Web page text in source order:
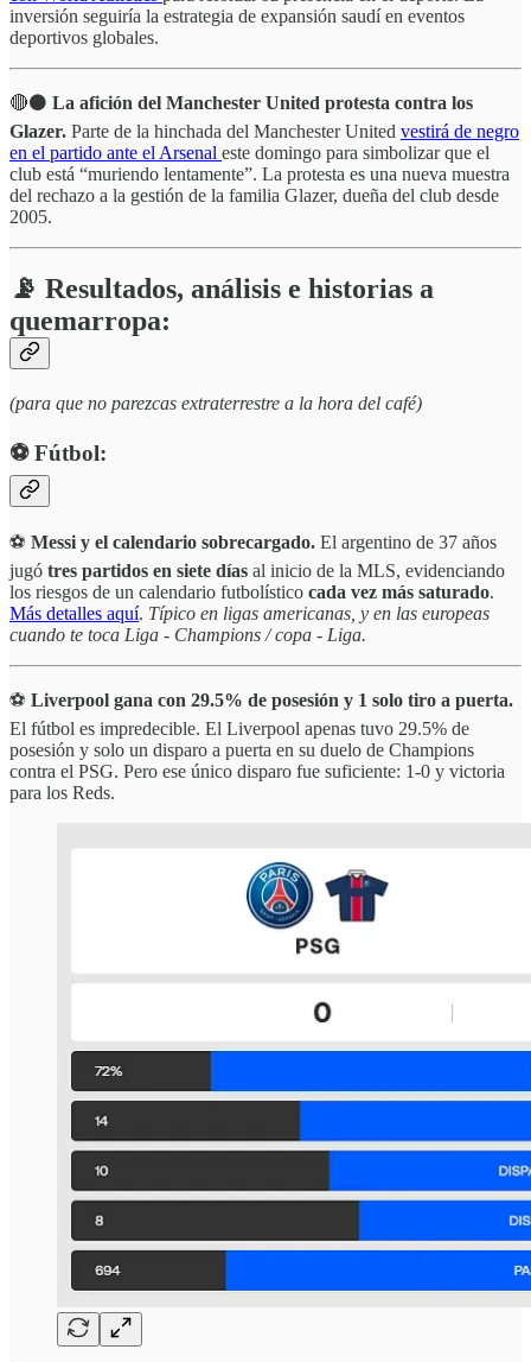
inversión seguiría la estrategia de expansión saudí en eventos
deportivos globales.
🔴⚫ La afición del Manchester United protesta contra los
Glazer. Parte de la hinchada del Manchester United vestirá de negro
en el partido ante el Arsenal este domingo para simbolizar que el
club está “muriendo lentamente”. La protesta es una nueva muestra
del rechazo a la gestión de la familia Glazer, dueña del club desde
2005.
📡 Resultados, análisis e historias a
quemarropa:
(para que no parezcas extraterrestre a la hora del café)
⚽️ Fútbol:
⚽ Messi y el calendario sobrecargado. El argentino de 37 años
jugó tres partidos en siete días al inicio de la MLS, evidenciando
los riesgos de un calendario futbolístico cada vez más saturado.
Más detalles aquí. Típico en ligas americanas, y en las europeas
cuando te toca Liga - Champions / copa - Liga.
⚽ Liverpool gana con 29.5% de posesión y 1 solo tiro a puerta.
El fútbol es impredecible. El Liverpool apenas tuvo 29.5% de
posesión y solo un disparo a puerta en su duelo de Champions
contra el PSG. Pero ese único disparo fue suficiente: 1-0 y victoria
para los Reds.